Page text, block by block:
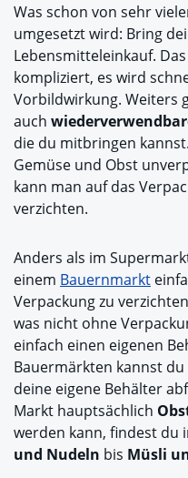
Was schon von sehr
umgesetzt wird: Bring
Lebensmitteleinkauf.
kompliziert, es wird
Vorbildwirkung. Weiters
auch
die du mitbringen
Gemüse und Obst
kann man auf das
verzichten.
Anders als im
einem Bauernmarkt
Verpackung zu
was nicht ohne
einfach einen eigenen
Bauermärkten kannst du
deine eigene Behälter
Markt hauptsächlich
werden kann, findest du
und Nudeln bis Müsli